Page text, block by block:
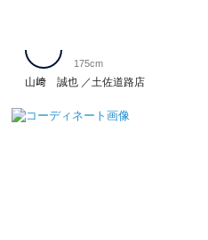
山﨑 誠也 土佐道路店
175cm